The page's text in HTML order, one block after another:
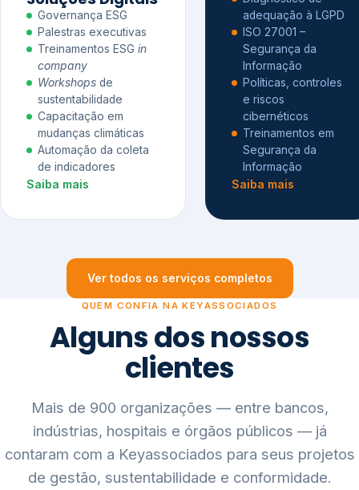
Governança ESG
Palestras executivas
Treinamentos ESG in
company
Workshops de
sustentabilidade
Capacitação em
mudanças climáticas
Automação da coleta
de indicadores
Saiba mais
adequação à LGPD
ISO 27001 –
Segurança da
Informação
Políticas, controles
e riscos
cibernéticos
Treinamentos em
Segurança da
Informação
Saiba mais
Ver todos os serviços completos
QUEM CONFIA NA KEYASSOCIADOS
Alguns dos nossos
clientes
Mais de 900 organizações — entre bancos,
indústrias, hospitais e órgãos públicos — já
contaram com a Keyassociados para seus projetos
de gestão, sustentabilidade e conformidade.